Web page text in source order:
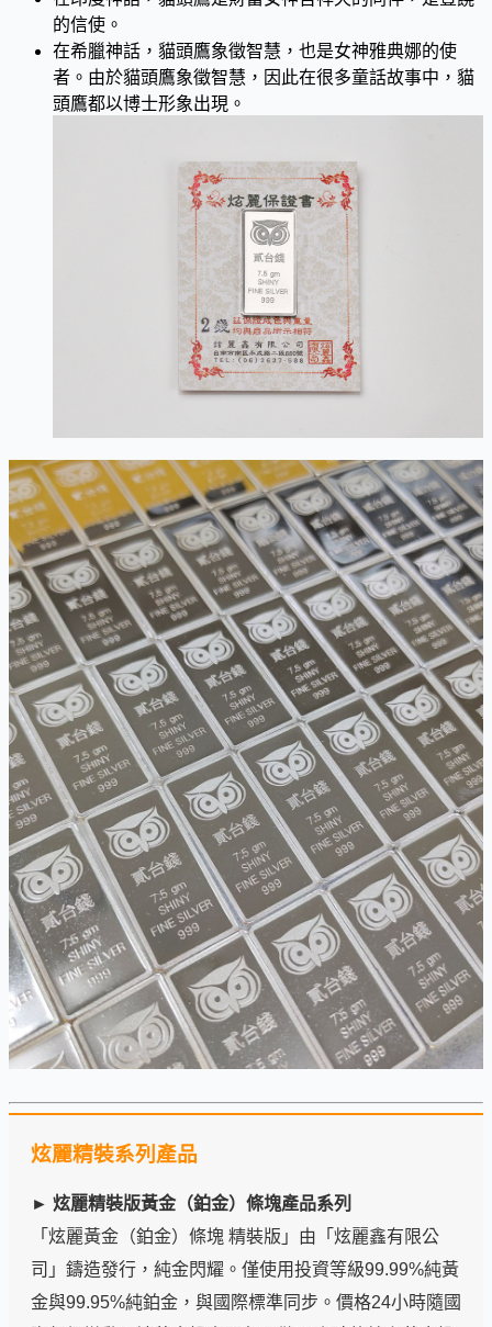
的信使。
在希臘神話，貓頭鷹象徵智慧，也是女神雅典娜的使
者。由於貓頭鷹象徵智慧，因此在很多童話故事中，貓
頭鷹都以博士形象出現。
炫麗精裝系列產品
► 炫麗精裝版黃金（鉑金）條塊產品系列
「炫麗黃金（鉑金）條塊 精裝版」由「炫麗鑫有限公
司」鑄造發行，純金閃耀。僅使用投資等級99.99%純黃
金與99.95%純鉑金，與國際標準同步。價格24小時隨國